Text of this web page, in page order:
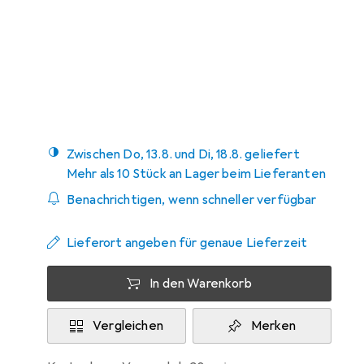
Zwischen Do, 13.8. und Di, 18.8. geliefert
Mehr als 10 Stück an Lager beim Lieferanten
Benachrichtigen, wenn schneller verfügbar
Lieferort angeben für genaue Lieferzeit
In den Warenkorb
Vergleichen Merken